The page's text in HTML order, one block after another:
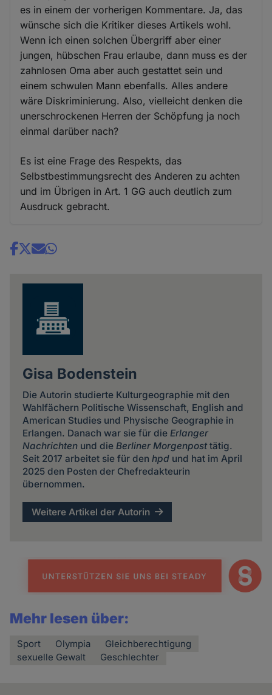
es in einem der vorherigen Kommentare. Ja, das
wünsche sich die Kritiker dieses Artikels wohl.
Wenn ich einen solchen Übergriff aber einer
jungen, hübschen Frau erlaube, dann muss es der
zahnlosen Oma aber auch gestattet sein und
einem schwulen Mann ebenfalls. Alles andere
wäre Diskriminierung. Also, vielleicht denken die
unerschrockenen Herren der Schöpfung ja noch
einmal darüber nach?
Es ist eine Frage des Respekts, das
Selbstbestimmungsrecht des Anderen zu achten
und im Übrigen in Art. 1 GG auch deutlich zum
Ausdruck gebracht.
Share
Gisa Bodenstein
Die Autorin studierte Kulturgeographie mit den
Wahlfächern Politische Wissenschaft, English and
American Studies und Physische Geographie in
Erlangen. Danach war sie für die Erlanger
Nachrichtenund die Berliner Morgenposttätig.
Seit 2017 arbeitet sie für den hpdund hat im April
2025 den Posten der Chefredakteurin
übernommen.
Weitere Artikel der Autorin
Mehr lesen über:
Sport Olympia
Gleichberechtigung
sexuelle Gewalt
Geschlechter